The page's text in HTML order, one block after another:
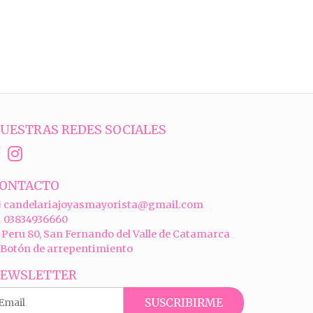
REDES SOCIALES
candelariajoyasmayorista@gmail.com
03834936660
Peru 80, San Fernando del Valle de Catamarca
Botón de arrepentimiento
SUSCRIBIRME